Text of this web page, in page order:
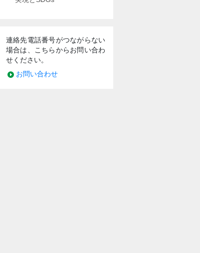
連絡先電話番号がつながらない
場合は、こちらからお問い合わ
せください。
お問い合わせ